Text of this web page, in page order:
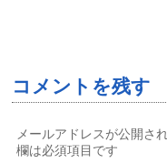
コメントを残す
メールアドレスが公開さ
欄は必須項目です